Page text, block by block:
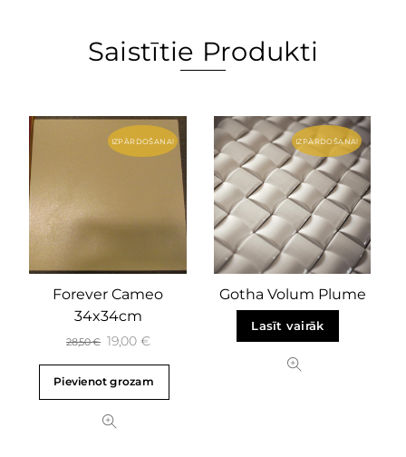
Saistītie Produkti
IZPĀRDOŠANA!
Forever Cameo
34x34cm
28,50€ 19,00 €
Pievienot grozam
IZPĀRDOŠANA!
Gotha Volum Plume
Lasīt vairāk